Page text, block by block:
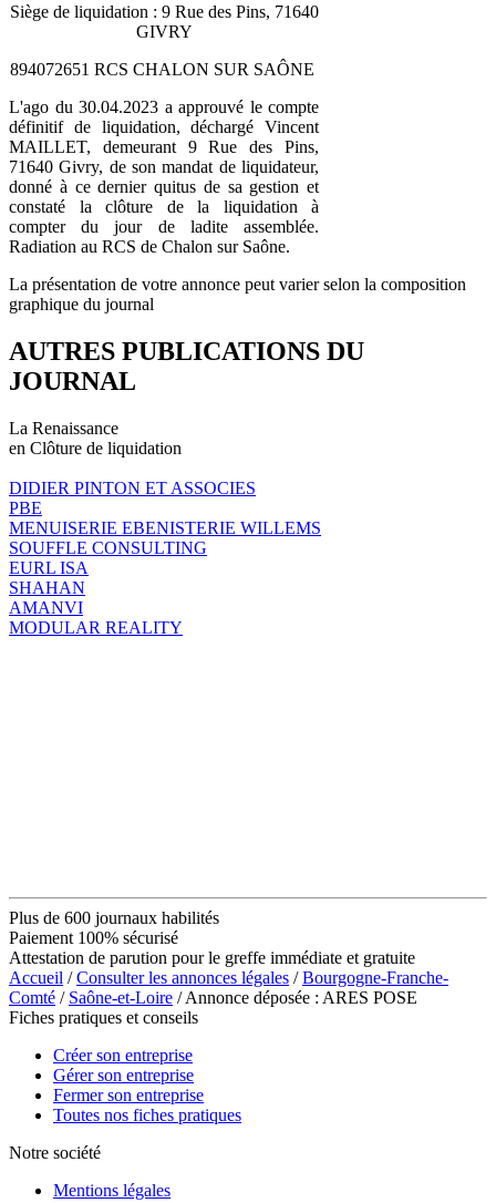
Siège de liquidation : 9 Rue des Pins, 71640
GIVRY
894072651 RCS CHALON SUR SAÔNE
L'ago du 30.04.2023 a approuvé le compte
définitif de liquidation, déchargé Vincent
MAILLET, demeurant 9 Rue des Pins,
71640 Givry, de son mandat de liquidateur,
donné à ce dernier quitus de sa gestion et
constaté la clôture de la liquidation à
compter du jour de ladite assemblée.
Radiation au RCS de Chalon sur Saône.
La présentation de votre annonce peut varier selon la composition
graphique du journal
AUTRES PUBLICATIONS DU
JOURNAL
La Renaissance
en Clôture de liquidation
DIDIER PINTON ET ASSOCIES
PBE
MENUISERIE EBENISTERIE WILLEMS
SOUFFLE CONSULTING
EURL ISA
SHAHAN
AMANVI
MODULAR REALITY
Plus de 600 journaux habilités
Paiement 100% sécurisé
Attestation de parution pour le greffe immédiate et gratuite
Accueil /Consulter les annonces légales /Bourgogne-Franche-
Comté / Saône-et-Loire / Annonce déposée : ARES POSE
Fiches pratiques et conseils
Créer son entreprise
Gérer son entreprise
Fermer son entreprise
Toutes nos fiches pratiques
Notre société
Mentions légales